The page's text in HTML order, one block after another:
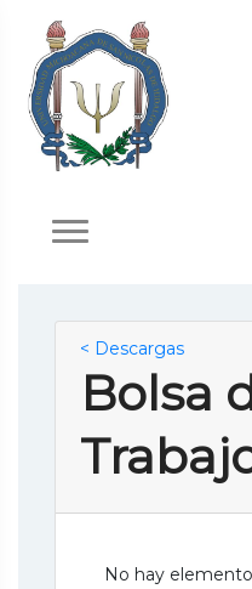
< Descargas
Bolsa
No hay